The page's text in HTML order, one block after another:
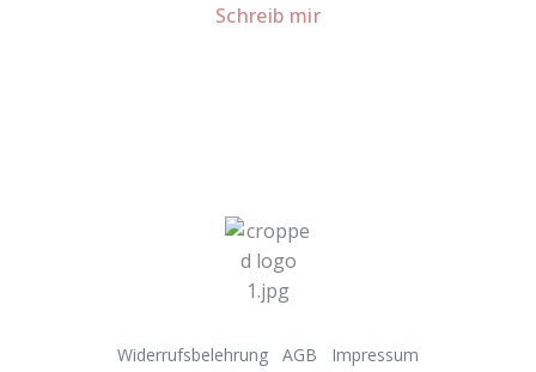
Schreib mir
Widerrufsbelehrung AGB Impressum